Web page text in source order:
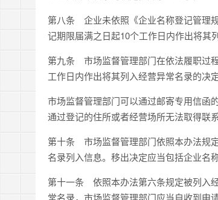
第八条 企业未依照《企业名称登记管理
记期限届满之日起10个工作日内作出将其
第九条 市场监督管理部门在依法履职过
工作日内作出将其列入经营异常名录的决
市场监督管理部门可以通过邮寄专用信函
通过登记的住所或者经营场所无法取得联
第十条 市场监督管理部门依照本办法规
名录列入信息。移出决定应当包括企业名
第十一条 依照本办法第六条规定被列入
常名录，市场监督管理部门应当自收到申